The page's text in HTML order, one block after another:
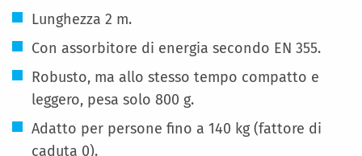
Lunghezza 2 m.
Con assorbitore di energia secondo EN 355.
Robusto, ma allo stesso tempo compatto e
leggero, pesa solo 800 g.
Adatto per persone fino a 140 kg (fattore di
caduta 0).